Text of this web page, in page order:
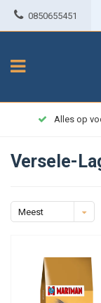
0850655451
Alles op
Versele-
Meest